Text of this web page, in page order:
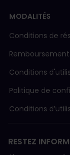
MODALITÉS
Conditions de
Conditions
Politique de
Conditions
RESTEZ